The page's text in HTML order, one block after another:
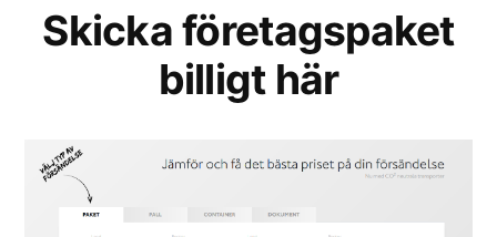
Skicka företagspaket
billigt här